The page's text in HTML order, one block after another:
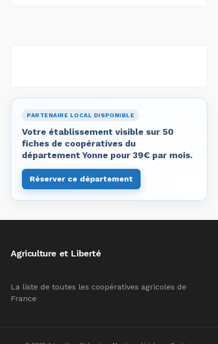
PARTENAIRE LOCAL DISPONIBLE
Votre établissement visible sur 50
fiches de coopératives du
département Yonne pour 39€ par mois.
Réserver ce département
Agriculture et Liberté
La liste de toutes les coopératives agricoles de
France